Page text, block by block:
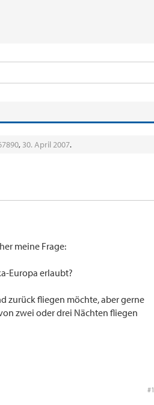
, 30. April 2007.
meine Frage:
Europa erlaubt?
zurück fliegen möchte, aber gerne
zwei oder drei Nächten fliegen
#1